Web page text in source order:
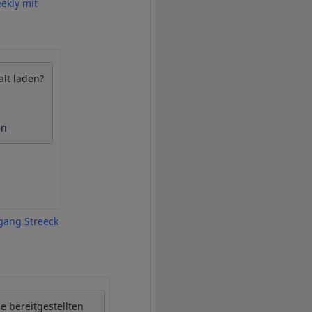
mit
laden?
Streeck
bereitgestellten